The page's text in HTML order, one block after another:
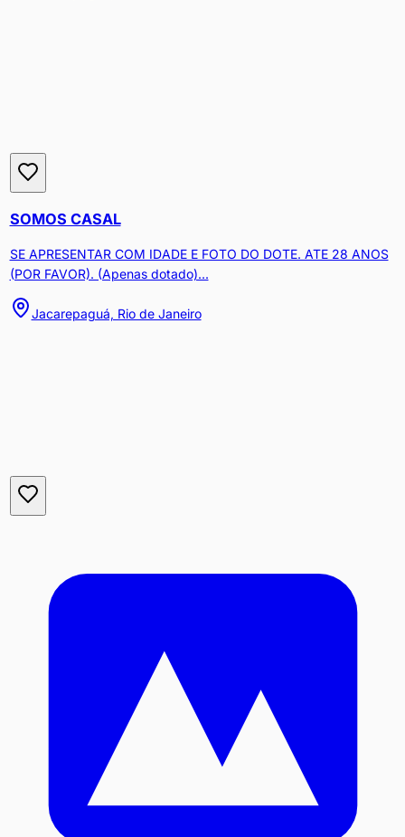
SOMOS CASAL
SE APRESENTAR COM IDADE E FOTO DO DOTE. ATE 28 ANOS
(POR FAVOR). (Apenas dotado)...
Jacarepaguá, Rio de Janeiro